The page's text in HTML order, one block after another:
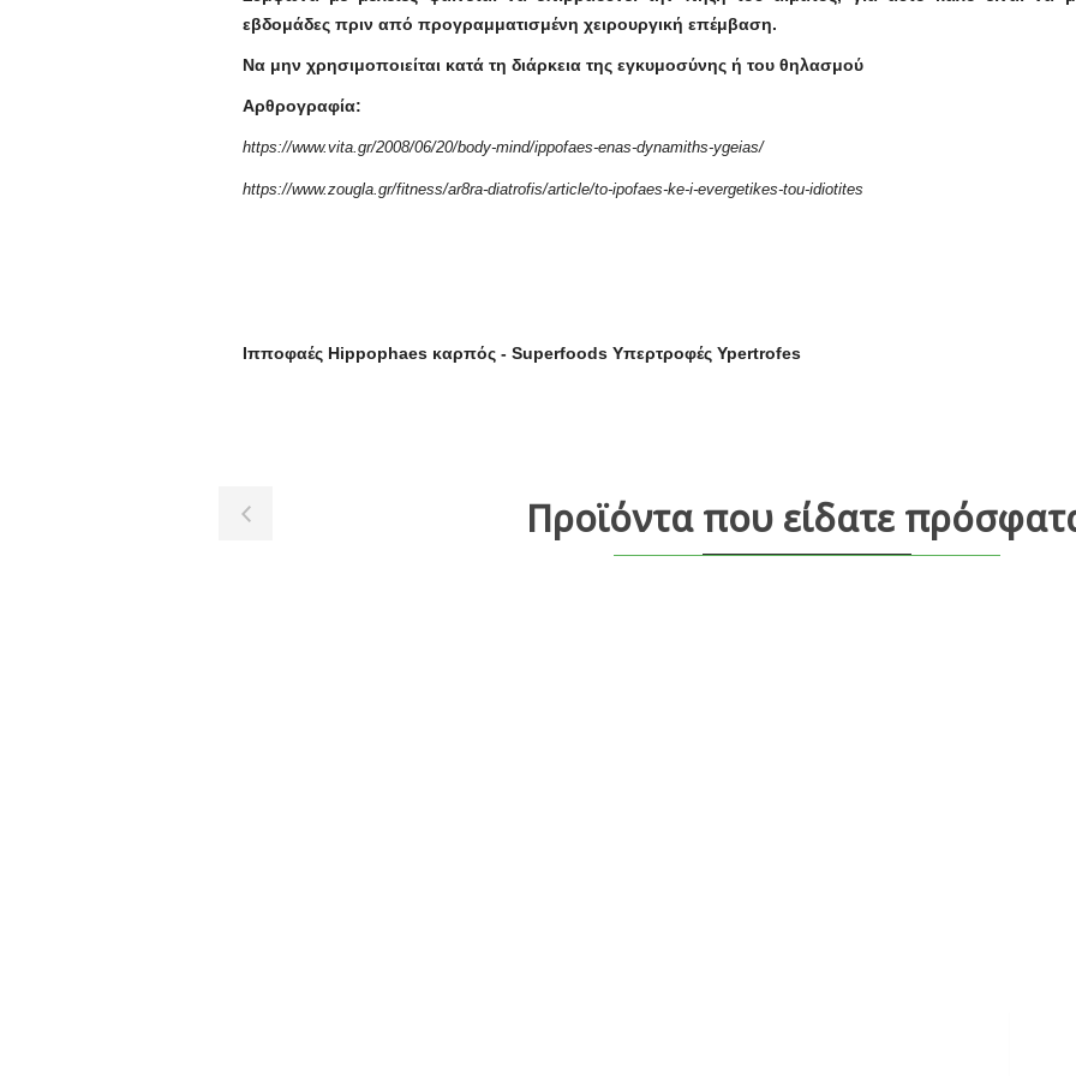
εβδομάδες πριν από προγραμματισμένη χειρουργική επέμβαση.
Να μην χρησιμοποιείται κατά τη διάρκεια της εγκυμοσύνης ή του θηλασμού
Αρθρογραφία:
https://www.vita.gr/2008/06/20/body-mind/ippofaes-enas-dynamiths-ygeias/
https://www.zougla.gr/fitness/ar8ra-diatrofis/article/to-ipofaes-ke-i-evergetikes-tou-idiotites
Ιπποφαές Hippophaes καρπός - Superfoods Υπερτροφές Ypertrofes
Προϊόντα που είδατε